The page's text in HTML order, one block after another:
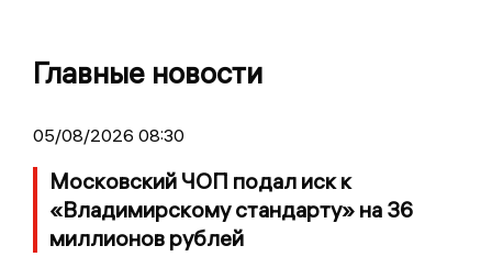
Главные новости
05/08/2026 08:30
Московский ЧОП подал иск к
«Владимирскому стандарту» на 36
миллионов рублей